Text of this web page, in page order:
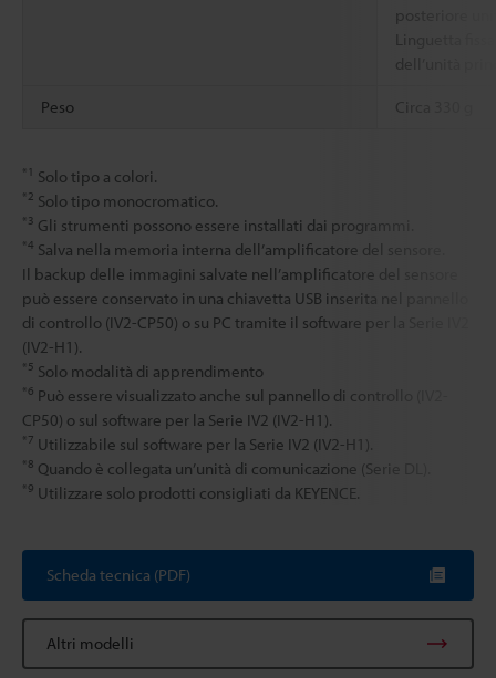
posteriore
dell’unità
Peso Circa 330 g
*1 Solo tipo a colori.
*2 Solo tipo monocromatico.
*3 Gli strumenti possono essere installati dai programmi.
*4 Salva nella memoria interna dell’amplificatore del sensore.
Il backup delle immagini salvate nell’amplificatore del sensore
può essere conservato in una chiavetta USB inserita nel pannello
di controllo (IV2-CP50) o su PC tramite il software per la Serie IV2
(IV2-H1).
*5 Solo modalità di apprendimento
*6 Può essere visualizzato anche sul pannello di controllo (IV2-
CP50) o sul software per la Serie IV2 (IV2-H1).
*7 Utilizzabile sul software per la Serie IV2 (IV2-H1).
*8 Quando è collegata un’unità di comunicazione (Serie DL).
*9 Utilizzare solo prodotti consigliati da KEYENCE.
Scheda tecnica (PDF)
Altri modelli